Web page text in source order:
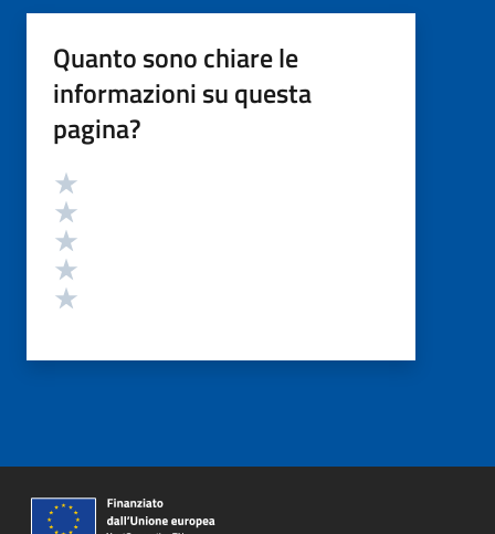
Quanto sono chiare le
informazioni su questa
pagina?
Valutazione